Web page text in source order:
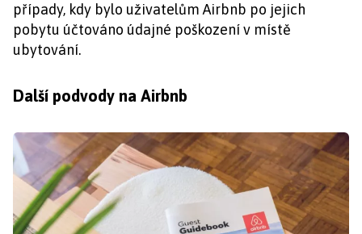
případy, kdy bylo uživatelům Airbnb po jejich
pobytu účtováno údajné poškození v místě
ubytování.
Další podvody na Airbnb